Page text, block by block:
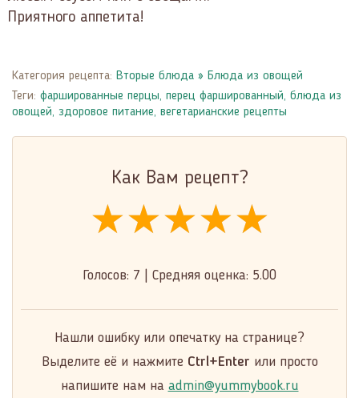
Приятного аппетита!
Категория рецепта: Вторые блюда » Блюда из овощей
Теги: фаршированные перцы, перец фаршированный, блюда из
овощей, здоровое питание, вегетарианские рецепты
Как Вам рецепт?
★★★★★
★★★★★
★★★★★
Голосов: 7 Средняя оценка: 5.00
Нашли ошибку или опечатку на странице?
Выделите её и нажмите Ctrl+Enter или просто
напишите нам на admin@yummybook.ru